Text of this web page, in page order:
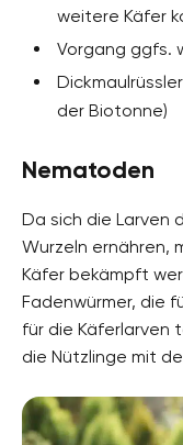
weitere Käfer
Vorgang ggfs.
der Biotonne)
Nematoden
Da sich die Larven
Wurzeln ernähren,
Käfer bekämpft
Fadenwürmer, die
für die Käferlarven
die Nützlinge mit